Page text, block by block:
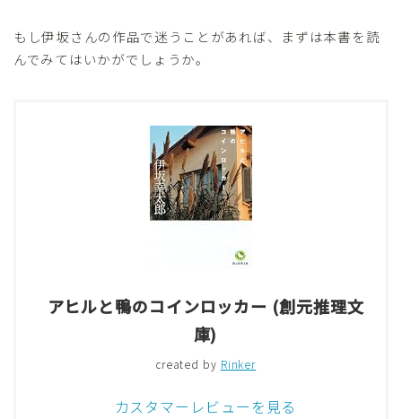
もし伊坂さんの作品で迷うことがあれば、まずは本書を読
んでみてはいかがでしょうか。
アヒルと鴨のコインロッカー (創元推理文
庫)
created by Rinker
カスタマーレビューを見る